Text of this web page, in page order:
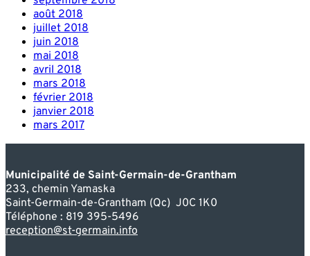
août 2018
juillet 2018
juin 2018
mai 2018
avril 2018
mars 2018
février 2018
janvier 2018
mars 2017
Municipalité de Saint-Germain-de-Grantham
233, chemin Yamaska
Saint-Germain-de-Grantham (Qc) J0C 1K0
Téléphone : 819 395-5496
reception@st-germain.info